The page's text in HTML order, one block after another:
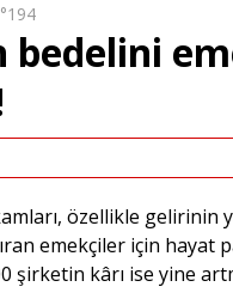
bedelini
özellikle gelirinin
emekçiler için hayat
şirketin kârı ise yine